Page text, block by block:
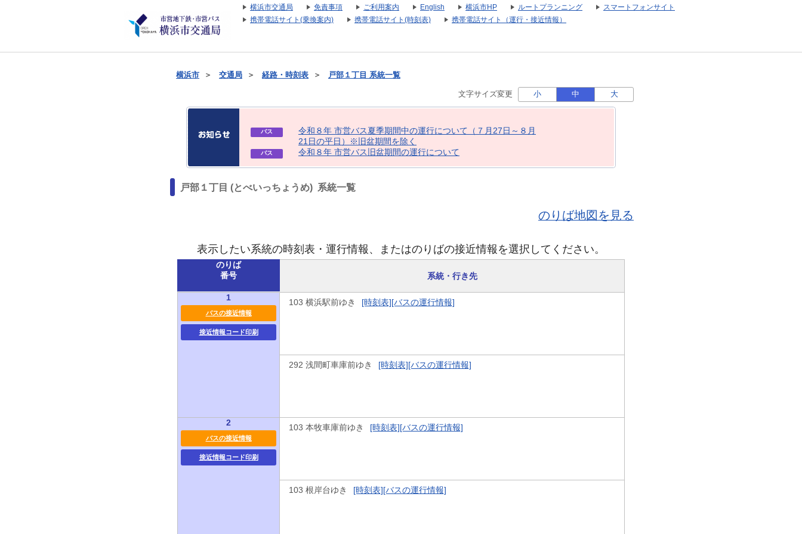
横浜市交通局 免責事項 ご利用案内 English 横浜市HP ルートプランニング
スマートフォンサイト
携帯電話サイト(乗換案内)
携帯電話サイト(時刻表) 携帯電話サイト（運行・接近情報）
横浜市 ＞ 交通局 ＞ 経路・時刻表 ＞ 戸部１丁目 系統一覧
文字サイズ変更 小 中 大
バス 令和 ８年 市営バス夏季期間中の運行について （ ７ 月 27日 ～ ８ 月
21 日の平日 ） ※ 旧盆期間を除 く
バス 令和 ８年 市営バス 旧盆期間の運行について
戸部１丁目 (とべいっちょうめ) 系統一覧
のりば地図を見る
表示したい系統の時刻表・運行情報、またはのりばの接近情報を選択してください。
のりば
番号
系統・行き先
1
バスの接近情報
接近情報コード印刷
103 横浜駅前ゆき [時刻表][バスの運行情報]
292 浅間町車庫前ゆき [時刻表][バスの運行情報]
2
バスの接近情報
接近情報コード印刷
103 本牧車庫前ゆき [時刻表][バスの運行情報]
103 根岸台ゆき [時刻表][バスの運行情報]